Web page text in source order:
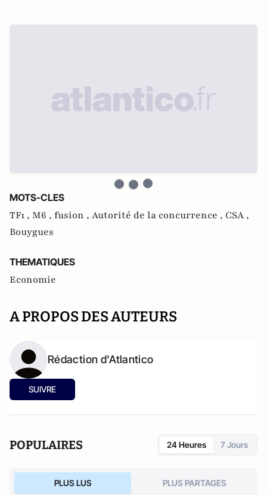
MOTS-CLES
TF1 , M6 , fusion , Autorité de la concurrence , CSA ,
Bouygues
THEMATIQUES
Economie
A PROPOS DES AUTEURS
Rédaction d'Atlantico
SUIVRE
POPULAIRES 24 Heures 7 Jours
PLUS LUS PLUS PARTAGES